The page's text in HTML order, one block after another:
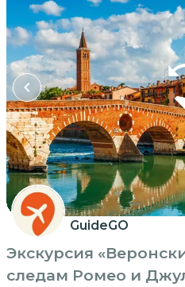
GuideGO
Экскурсия
следам Ромео и